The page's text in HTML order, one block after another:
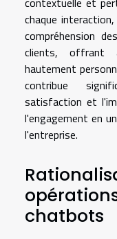
chaque
compréhension
clients, offrant
hautement
contribue
satisfaction et
l'engagement en
l'entreprise.
chatbots